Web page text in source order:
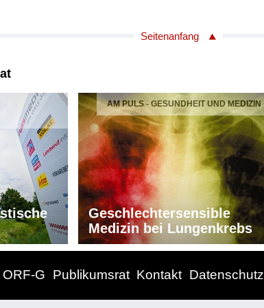
Seitenanfang
AM PULS - GESUNDHEIT UND MEDIZIN
Geschlechtersensible
Medizin bei Lungenkrebs
G Publikumsrat Kontakt Datenschutz